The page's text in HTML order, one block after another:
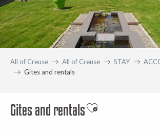
All of Creuse All of Creuse STAY
Gites and rentals
Gites and rentalsAjouter aux favoris